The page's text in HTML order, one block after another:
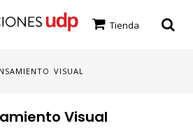
Tienda
VISUAL
Visual